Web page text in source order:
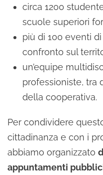
circa 1200
scuole superiori
più di 100 eventi
confronto sul
un’equipe
professioniste, tra
della cooperativa.
Per condividere
cittadinanza e con i
abbiamo organizzato
appuntamenti